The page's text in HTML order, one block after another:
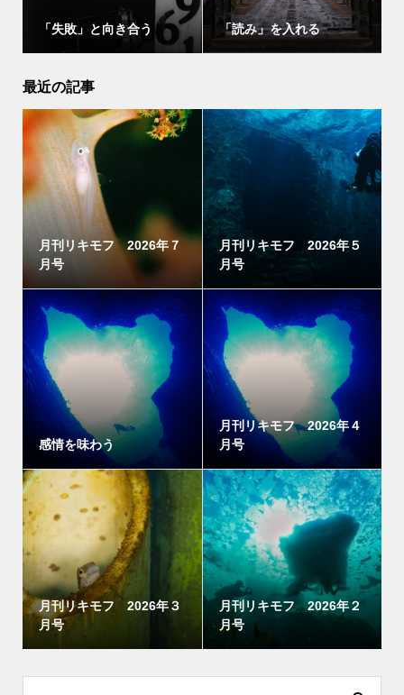
「失敗」と向き合う 「読み」を入れる
最近の記事
月刊リキモフ 2026年７
月号
月刊リキモフ 2026年５
月号
感情を味わう
月刊リキモフ 2026年４
月号
月刊リキモフ 2026年３
月号
月刊リキモフ 2026年２
月号